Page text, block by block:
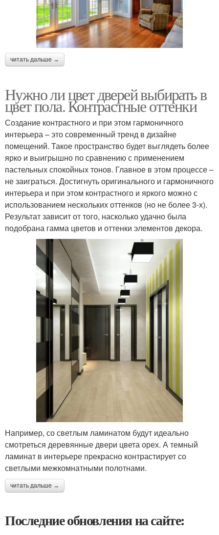
читать дальше →
Нужно ли цвет дверей выбирать в
цвет пола. Контрастные оттенки
Создание контрастного и при этом гармоничного
интерьера – это современный тренд в дизайне
помещений. Такое пространство будет выглядеть более
ярко и выигрышно по сравнению с применением
пастельных спокойных тонов. Главное в этом процессе –
не заиграться. Достигнуть оригинального и гармоничного
интерьера и при этом контрастного и яркого можно с
использованием нескольких оттенков (но не более 3-х).
Результат зависит от того, насколько удачно была
подобрана гамма цветов и оттенки элементов декора.
Например, со светлым ламинатом будут идеально
смотреться деревянные двери цвета орех. А темный
ламинат в интерьере прекрасно контрастирует со
светлыми межкомнатными полотнами.
читать дальше →
Последние обновления на сайте: